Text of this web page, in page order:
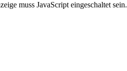
muss JavaScript eingeschaltet sein.